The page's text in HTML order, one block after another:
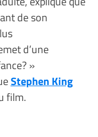
de son
d’une
»
Stephen King
film.